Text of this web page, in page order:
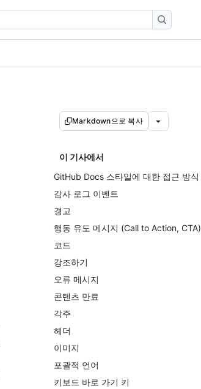
Markdown으로 복사
이 기사에서
GitHub Docs 스타일에 대한 접근 방식
감사 로그 이벤트
경고
행동 유도 메시지 (Call to Action, CTA)
코드
강조하기
오류 메시지
콘텐츠 만료
각주
헤더
이미지
포괄적 언어
키보드 바로 가기 키